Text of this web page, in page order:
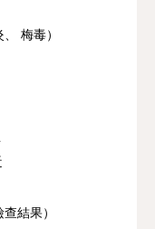
梅毒）
結果）